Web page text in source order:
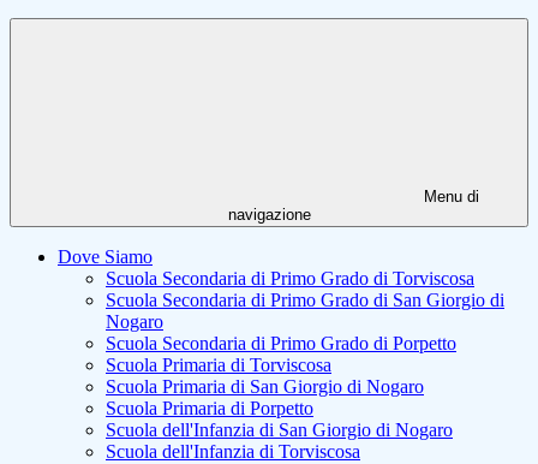
Menu di
navigazione
Dove Siamo
Scuola Secondaria di Primo Grado di Torviscosa
Scuola Secondaria di Primo Grado di San Giorgio di
Nogaro
Scuola Secondaria di Primo Grado di Porpetto
Scuola Primaria di Torviscosa
Scuola Primaria di San Giorgio di Nogaro
Scuola Primaria di Porpetto
Scuola dell'Infanzia di San Giorgio di Nogaro
Scuola dell'Infanzia di Torviscosa